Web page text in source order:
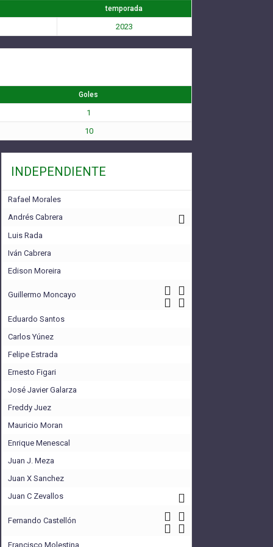
temporada
2023
Goles
1
10
INDEPENDIENTE
Rafael Morales
Andrés Cabrera
Luis Rada
Iván Cabrera
Edison Moreira
Guillermo Moncayo
Eduardo Santos
Carlos Yúnez
Felipe Estrada
Ernesto Figari
José Javier Galarza
Freddy Juez
Mauricio Moran
Enrique Menescal
Juan J. Meza
Juan X Sanchez
Juan C Zevallos
Fernando Castellón
Francisco Molestina